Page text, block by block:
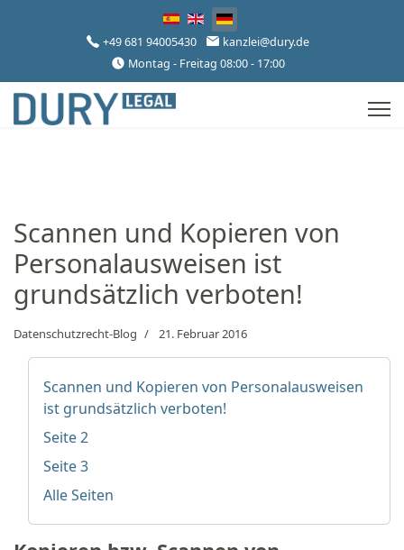
Sprache auswählen
+49 681 94005430
kanzlei@dury.de
Montag - Freitag 08:00 - 17:00
Scannen und Kopieren von
Personalausweisen ist
grundsätzlich verboten!
Datenschutzrecht-Blog 21. Februar 2016
Scannen und Kopieren von Personalausweisen
ist grundsätzlich verboten!
Seite 2
Seite 3
Alle Seiten